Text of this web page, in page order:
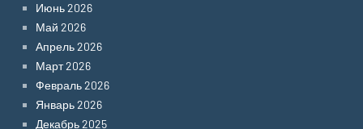
Июнь 2026
Май 2026
Апрель 2026
Март 2026
Февраль 2026
Январь 2026
Декабрь 2025